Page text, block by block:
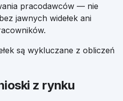
pracodawców — nie
jawnych widełek ani
są wykluczane z obliczeń
z rynku